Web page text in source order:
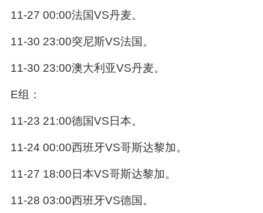
11-27 00:00法国VS丹麦。
11-30 23:00突尼斯VS法国。
11-30 23:00澳大利亚VS丹麦。
E组：
11-23 21:00德国VS日本。
11-24 00:00西班牙VS哥斯达黎加。
11-27 18:00日本VS哥斯达黎加。
11-28 03:00西班牙VS德国。